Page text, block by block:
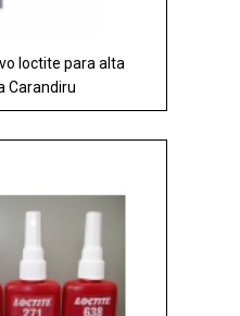
loctite para alta
Carandiru